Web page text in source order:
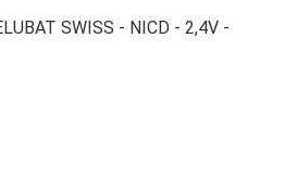
SWISS - NICD - 2,4V -